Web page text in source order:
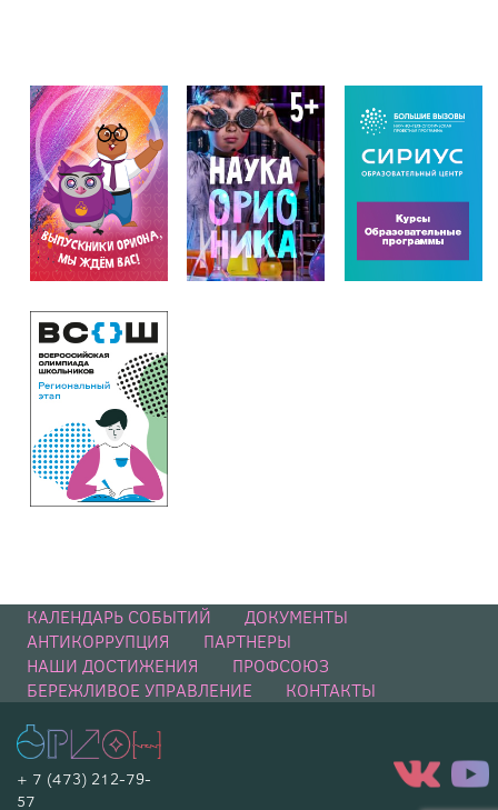
КАЛЕНДАРЬ СОБЫТИЙ
ДОКУМЕНТЫ
АНТИКОРРУПЦИЯ
ПАРТНЕРЫ
НАШИ ДОСТИЖЕНИЯ
ПРОФСОЮЗ
БЕРЕЖЛИВОЕ УПРАВЛЕНИЕ
КОНТАКТЫ
+ 7 (473) 212-79-
57